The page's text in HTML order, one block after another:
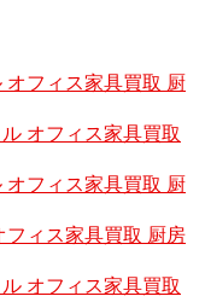
フィス家具買取 厨
オフィス家具買取
フィス家具買取 厨
ィス家具買取 厨房
オフィス家具買取